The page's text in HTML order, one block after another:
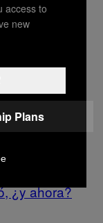
no
access to
new
Plans